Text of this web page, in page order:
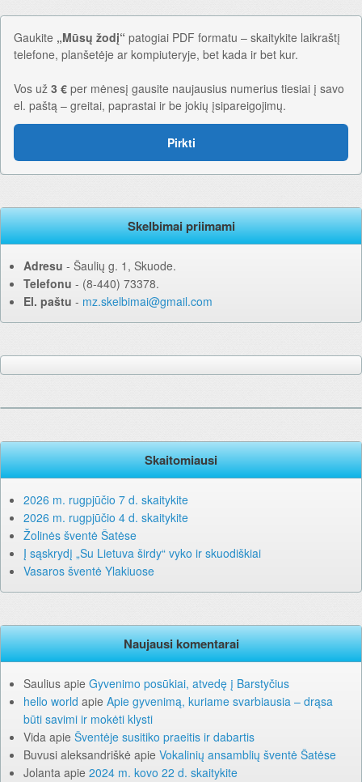
Gaukite „Mūsų žodį“ patogiai PDF formatu – skaitykite laikraštį
telefone, planšetėje ar kompiuteryje, bet kada ir bet kur.
Vos už 3 € per mėnesį gausite naujausius numerius tiesiai į savo
el. paštą – greitai, paprastai ir be jokių įsipareigojimų.
Pirkti
Skelbimai priimami
Adresu ‐ Šaulių g. 1, Skuode.
Telefonu ‐ (8-440) 73378.
El. paštu ‐ mz.skelbimai@gmail.com
Skaitomiausi
2026 m. rugpjūčio 7 d. skaitykite
2026 m. rugpjūčio 4 d. skaitykite
Žolinės šventė Šatėse
Į sąskrydį „Su Lietuva širdy“ vyko ir skuodiškiai
Vasaros šventė Ylakiuose
Naujausi komentarai
Saulius apie Gyvenimo posūkiai, atvedę į Barstyčius
hello world apie Apie gyvenimą, kuriame svarbiausia – drąsa
būti savimi ir mokėti klysti
Vida apie Šventėje susitiko praeitis ir dabartis
Buvusi aleksandriškė apie Vokalinių ansamblių šventė Šatėse
Jolanta apie 2024 m. kovo 22 d. skaitykite